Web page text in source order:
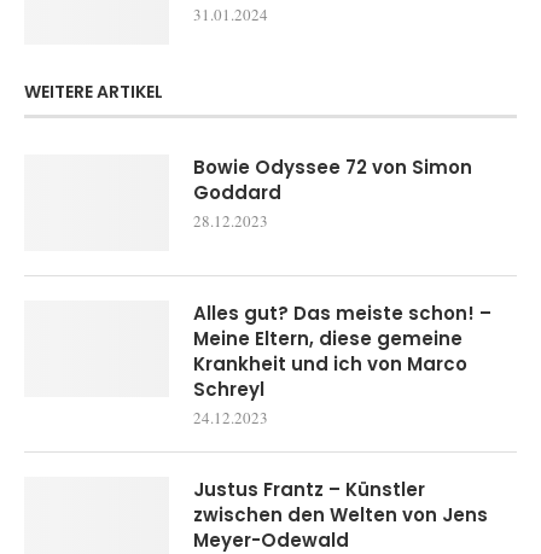
31.01.2024
WEITERE ARTIKEL
Bowie Odyssee 72 von Simon
Goddard
28.12.2023
Alles gut? Das meiste schon! –
Meine Eltern, diese gemeine
Krankheit und ich von Marco
Schreyl
24.12.2023
Justus Frantz – Künstler
zwischen den Welten von Jens
Meyer-Odewald